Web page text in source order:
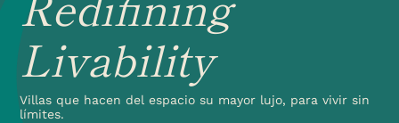
Livability
Villas que hacen del espacio su mayor lujo, para vivir sin
límites.